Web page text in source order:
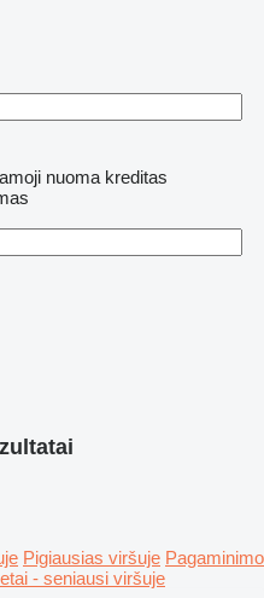
nuoma kreditas
Pigiausias viršuje Pagaminimo
- seniausi viršuje